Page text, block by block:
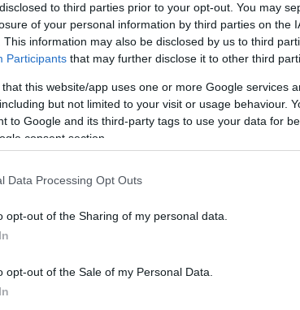
to third parties prior to your opt-out. You may
of your personal information by third parties on the
This information may also be disclosed by us to third
Participants that may further disclose it to other third
that this website/app uses one or more Google services
but not limited to your visit or usage behaviour.
to Google and its third-party tags to use your data for
consent section.
Data Processing Opt Outs
opt-out of the Sharing of my personal data.
opt-out of the Sale of my Personal Data.
a támadás alatt álló tulajdonosok mellé állt.
08. 15:20•Nincs hozzászólás
United ügyvezetõ-igazgatója továbbra is Sir
csúcson tartsa, legalábbis kereskedelmi értelemben